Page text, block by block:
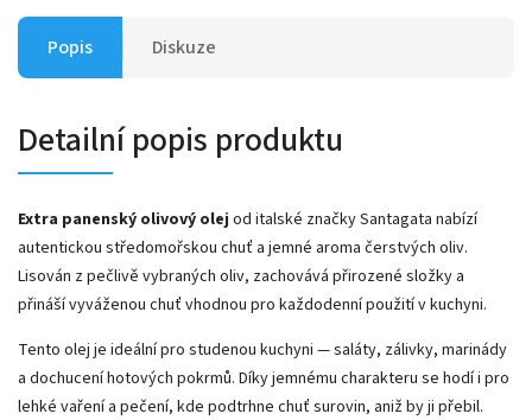
Popis Diskuze
Detailní popis produktu
Extra panenský olivový olej od italské značky Santagata nabízí
autentickou středomořskou chuť a jemné aroma čerstvých oliv.
Lisován z pečlivě vybraných oliv, zachovává přirozené složky a
přináší vyváženou chuť vhodnou pro každodenní použití v kuchyni.
Tento olej je ideální pro studenou kuchyni — saláty, zálivky, marinády
a dochucení hotových pokrmů. Díky jemnému charakteru se hodí i pro
lehké vaření a pečení, kde podtrhne chuť surovin, aniž by ji přebil.